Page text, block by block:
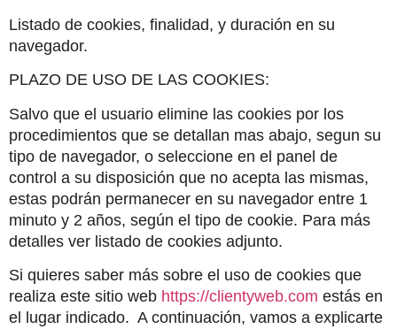
Listado de cookies, finalidad, y duración en su
navegador.
PLAZO DE USO DE LAS COOKIES:
Salvo que el usuario elimine las cookies por los
procedimientos que se detallan mas abajo, segun su
tipo de navegador, o seleccione en el panel de
control a su disposición que no acepta las mismas,
estas podrán permanecer en su navegador entre 1
minuto y 2 años, según el tipo de cookie. Para más
detalles ver listado de cookies adjunto.
Si quieres saber más sobre el uso de cookies que
realiza este sitio web https://clientyweb.com estás en
el lugar indicado.  A continuación, vamos a explicarte